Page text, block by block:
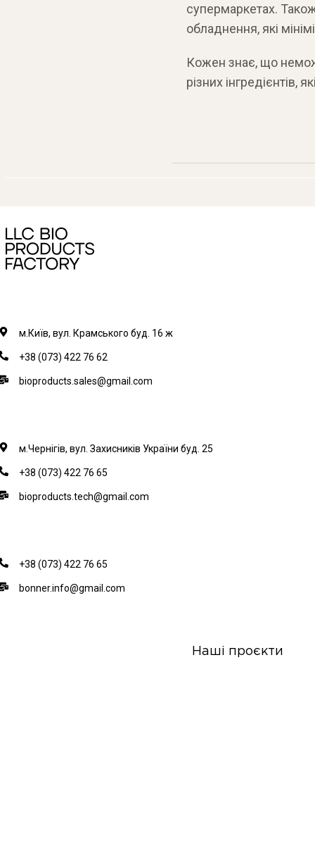
супермаркетах.
обладнення, які
Кожен знає, що
різних інгредієнтів,
м.Київ, вул. Крамського буд. 16 ж
+38 (073) 422 76 62
bioproducts.sales@gmail.com
м.Чернігів, вул. Захисників України буд. 25
+38 (073) 422 76 65
bioproducts.tech@gmail.com
+38 (073) 422 76 65
bonner.info@gmail.com
Наші проєкти